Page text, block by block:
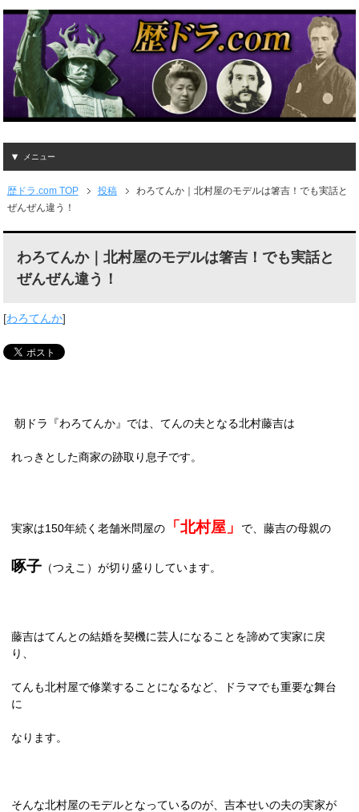
メニュー
歴ドラ.com TOP 投稿
わろてんか｜北村屋のモデルは箸吉！でも実話と
ぜんぜん違う！
わろてんか｜北村屋のモデルは箸吉！でも実話と
ぜんぜん違う！
[わろてんか]
朝ドラ『わろてんか』では、てんの夫となる北村藤吉は
れっきとした商家の跡取り息子です。
実家は150年続く老舗米問屋の 「北村屋」 で、藤吉の母親の
啄子 （つえこ）が切り盛りしています。
藤吉はてんとの結婚を契機に芸人になることを諦めて実家に戻
り、
てんも北村屋で修業することになるなど、ドラマでも重要な舞台
に
なります。
そんな北村屋のモデルとなっているのが、吉本せいの夫の実家が